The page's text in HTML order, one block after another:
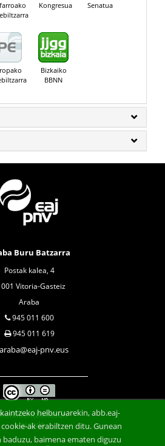
Kongresua Senatua
Bizkaiko
BBNN
Buru Batzarra
Postak kalea, 4
Vitoria-Gasteiz
Araba
945 011 600
945 011 619
araba@eaj-pnv.eus
Konfidentzialtasun
klausula
helburuarekin, abb.eaj-
ak erabiltzen ditu. Gunean
baimena ematen diguzu